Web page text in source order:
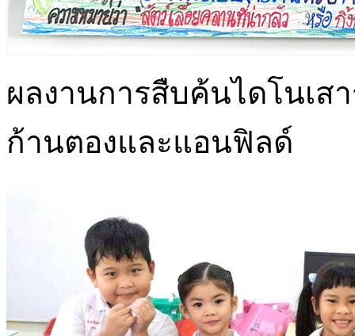
ผลงานการสืบค้นไดโนเส
ก้านตองและแอนฟิลด์